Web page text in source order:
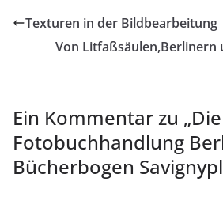
Texturen in der Bildbearbeitung
Von Litfaßsäulen,Berlinern
Ein Kommentar zu „
Fotobuchhandlung
Bücherbogen